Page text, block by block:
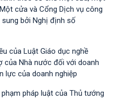
cửa và Cổng Dịch vụ công
bởi Nghị định số
của Luật Giáo dục nghề
của Nhà nước đối với doanh
lực của doanh nghiệp
pháp luật của Thủ tướng